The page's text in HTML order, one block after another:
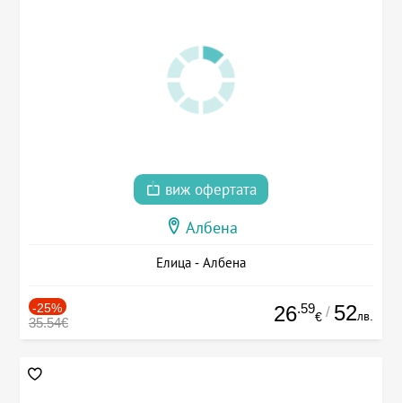
виж офертата
Албена
Елица - Албена
-25%
35.54€ 26.59
€ / 52лв.